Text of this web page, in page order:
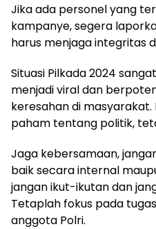
Jika ada personel yang
kampanye, segera
harus menjaga integritas
Situasi Pilkada 2024
menjadi viral dan
keresahan di
paham tentang politik,
Jaga kebersamaan,
baik secara internal
jangan ikut-ikutan dan
Tetaplah fokus pada
anggota Polri.